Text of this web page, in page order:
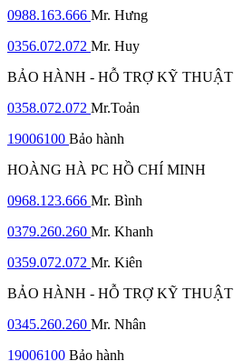
0988.163.666 Mr. Hưng
0356.072.072 Mr. Huy
BẢO HÀNH - HỖ TRỢ KỸ THUẬT
0358.072.072 Mr.Toản
19006100 Bảo hành
HOÀNG HÀ PC HỒ CHÍ MINH
0968.123.666 Mr. Bình
0379.260.260 Mr. Khanh
0359.072.072 Mr. Kiên
BẢO HÀNH - HỖ TRỢ KỸ THUẬT
0345.260.260 Mr. Nhân
19006100 Bảo hành